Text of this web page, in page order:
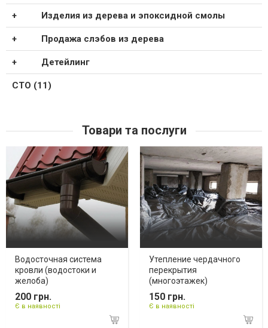
Изделия из дерева и эпоксидной смолы
Продажа слэбов из дерева
Детейлинг
СТО (11)
Товари та послуги
Водосточная система
кровли (водостоки и
желоба)
200 грн.
Є в наявності
Утепление чердачного
перекрытия
(многоэтажек)
150 грн.
Є в наявності